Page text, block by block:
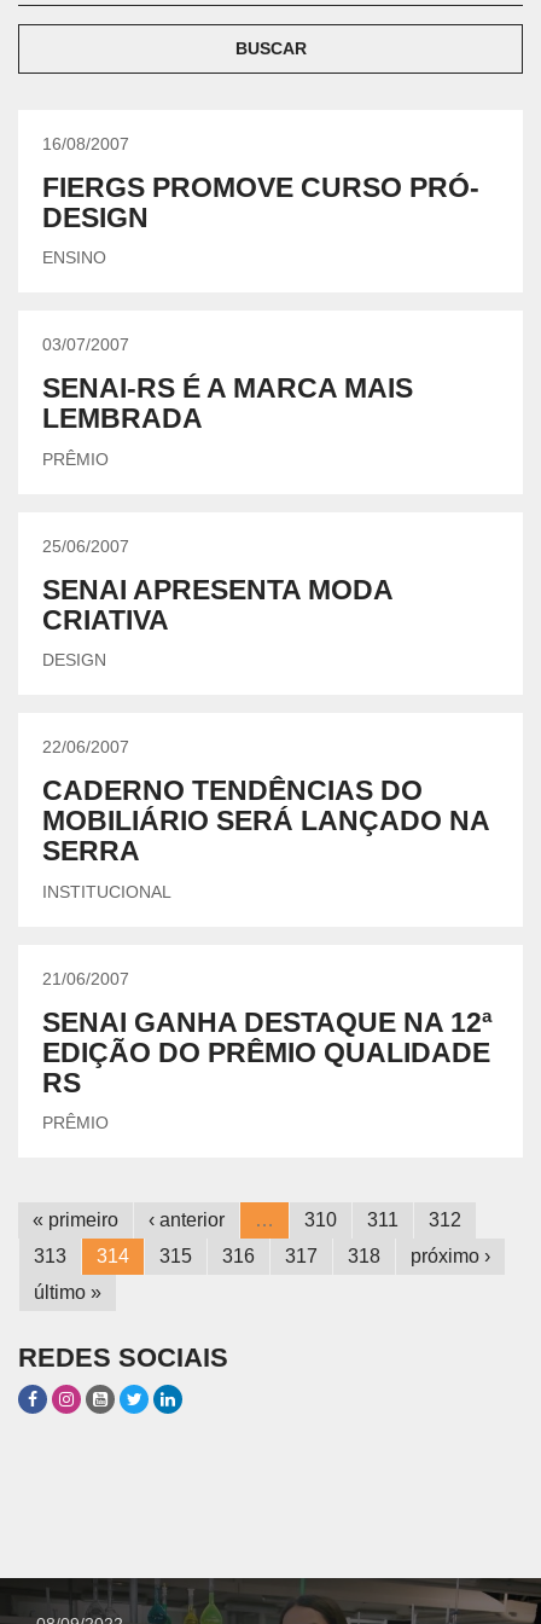
BUSCAR
16/08/2007
FIERGS PROMOVE CURSO PRÓ-
DESIGN
ENSINO
03/07/2007
SENAI-RS É A MARCA MAIS
LEMBRADA
PRÊMIO
25/06/2007
SENAI APRESENTA MODA
CRIATIVA
DESIGN
22/06/2007
CADERNO TENDÊNCIAS DO
MOBILIÁRIO SERÁ LANÇADO NA
SERRA
INSTITUCIONAL
21/06/2007
SENAI GANHA DESTAQUE NA 12ª
EDIÇÃO DO PRÊMIO QUALIDADE
RS
PRÊMIO
« primeiro ‹ anterior … 310 311
312
313
314 315 316 317 318
próximo ›
último »
REDES SOCIAIS